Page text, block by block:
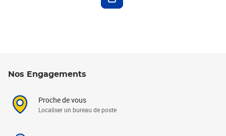
Nos Engagements
Proche de vous
Localiser un bureau de poste